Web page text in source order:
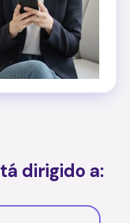
dirigido a: